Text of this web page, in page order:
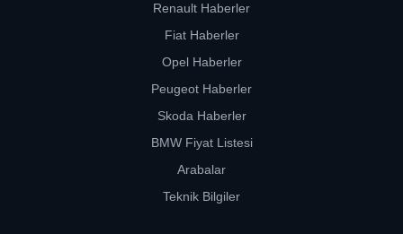
Renault Haberler
Fiat Haberler
Opel Haberler
Peugeot Haberler
Skoda Haberler
BMW Fiyat Listesi
Arabalar
Teknik Bilgiler